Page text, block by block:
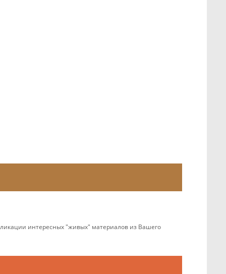
интересных "живых" материалов из Вашего